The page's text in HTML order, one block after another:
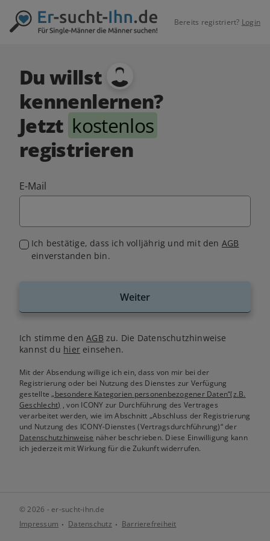
Bereits registriert? Login
Du willst
kennenlernen?
Jetzt kostenlos
registrieren
E-Mail
Ich bestätige, dass ich volljährig und mit den AGB
einverstanden bin.
Weiter
Ich stimme denAGB zu. Die Datenschutzhinweise
kannst du hiereinsehen.
Mit der Absendung willige ich ein, dass von mir bei der
Registrierung oder bei Nutzung des Dienstes zur Verfügung
gestellte„besondere Kategorien personenbezogener Daten“(z.B.
Geschlecht) , von ICONY zur Durchführung des Vertrages
verarbeitet werden, wie im Abschnitt „Abschluss der Registrierung
und Nutzung des ICONY-Dienstes (Vertragsdurchführung)“ der
Datenschutzhinweise näher beschrieben. Diese Einwilligung kann
ich jederzeit mit Wirkung für die Zukunft widerrufen.
© 2026 - er-sucht-ihn.de
Impressum
Datenschutz Barrierefreiheit